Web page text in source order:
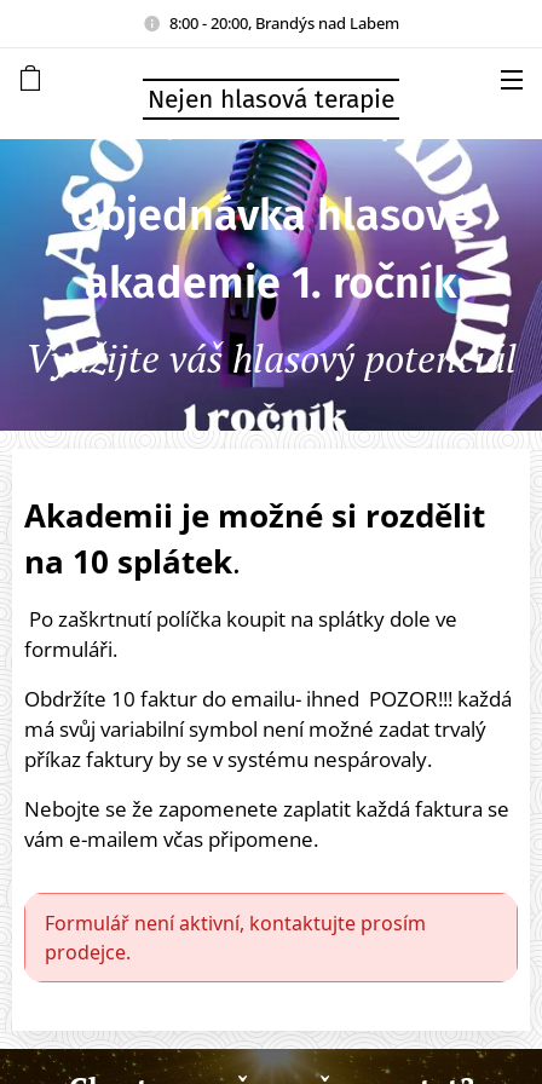
8:00 - 20:00, Brandýs nad Labem
Nejen hlasová terapie
Objednávka hlasové
akademie 1. ročník
Využijte váš hlasový potenciál
Akademii je možné si rozdělit
na 10 splátek.
Po zaškrtnutí políčka koupit na splátky dole ve
formuláři.
Obdržíte 10 faktur do emailu- ihned POZOR!!! každá
má svůj variabilní symbol není možné zadat trvalý
příkaz faktury by se v systému nespárovaly.
Nebojte se že zapomenete zaplatit každá faktura se
vám e-mailem včas připomene.
Formulář není aktivní, kontaktujte prosím
prodejce.